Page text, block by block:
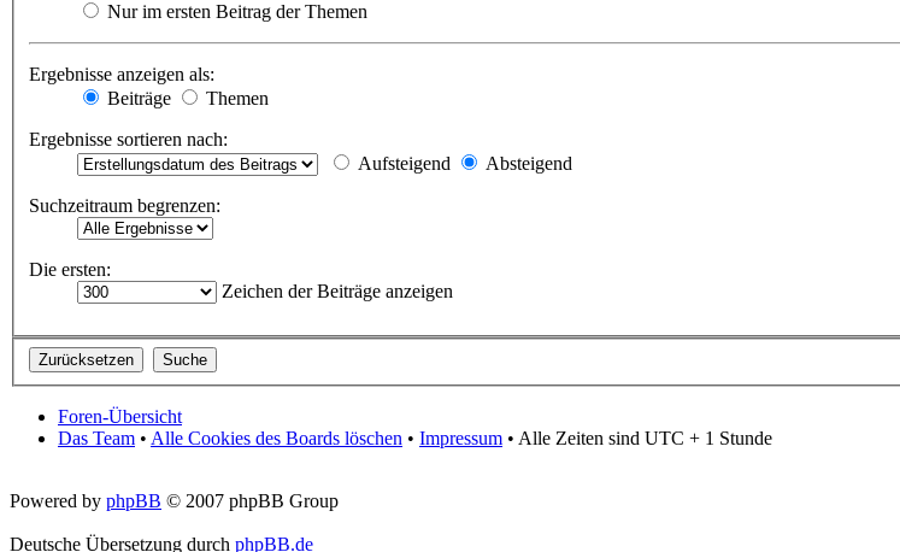
Nur im ersten Beitrag der Themen
Ergebnisse anzeigen als:
Beiträge
Themen
Ergebnisse sortieren nach:
Aufsteigend
Absteigend
Suchzeitraum begrenzen:
Die ersten:
Zeichen der Beiträge anzeigen
Foren-Übersicht
Das Team • Alle Cookies des Boards löschen • Impressum • Alle Zeiten sind UTC + 1 Stunde
Powered by phpBB © 2007 phpBB Group
Deutsche Übersetzung durch phpBB.de